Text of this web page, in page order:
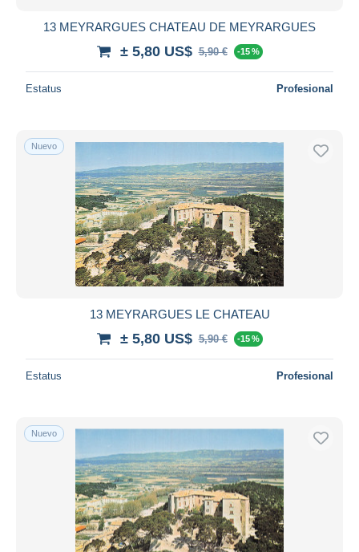
13 MEYRARGUES CHATEAU DE MEYRARGUES
± 5,80 US$ 5,90 € -15 %
Estatus Profesional
Nuevo
13 MEYRARGUES LE CHATEAU
± 5,80 US$ 5,90 € -15 %
Estatus Profesional
Nuevo